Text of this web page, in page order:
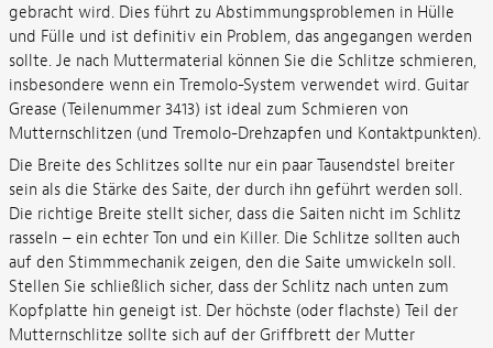
gebracht wird. Dies führt zu Abstimmungsproblemen in Hülle
und Fülle und ist definitiv ein Problem, das angegangen werden
sollte. Je nach Muttermaterial können Sie die Schlitze schmieren,
insbesondere wenn ein Tremolo-System verwendet wird. Guitar
Grease (Teilenummer 3413) ist ideal zum Schmieren von
Mutternschlitzen (und Tremolo-Drehzapfen und Kontaktpunkten).
Die Breite des Schlitzes sollte nur ein paar Tausendstel breiter
sein als die Stärke des Saite, der durch ihn geführt werden soll.
Die richtige Breite stellt sicher, dass die Saiten nicht im Schlitz
rasseln – ein echter Ton und ein Killer. Die Schlitze sollten auch
auf den Stimmmechanik zeigen, den die Saite umwickeln soll.
Stellen Sie schließlich sicher, dass der Schlitz nach unten zum
Kopfplatte hin geneigt ist. Der höchste (oder flachste) Teil der
Mutternschlitze sollte sich auf der Griffbrett der Mutter